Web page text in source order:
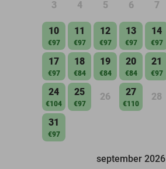
3 4 5 6 7
10
€97
11
€97
12
€97
13
€97
14
€97
17
€97
18
€84
19
€84
20
€84
21
€97
24
€104
25
€97
26 27
€110
28
31
€97
september 2026